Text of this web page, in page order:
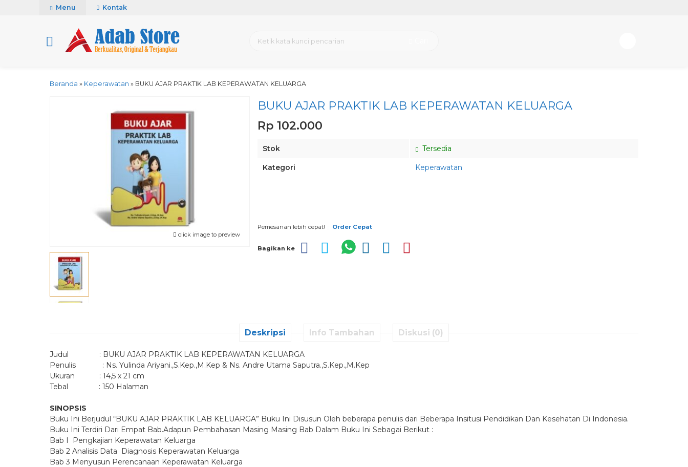
Menu Kontak
Beranda » Keperawatan » BUKU AJAR PRAKTIK LAB KEPERAWATAN KELUARGA
click image to preview
BUKU AJAR PRAKTIK LAB KEPERAWATAN KELUARGA
Rp 102.000
Stok Tersedia
Kategori Keperawatan
Pemesanan lebih cepat! Order Cepat
Bagikan ke
Deskripsi Info Tambahan Diskusi (0)
Judul : BUKU AJAR PRAKTIK LAB KEPERAWATAN KELUARGA
Penulis : Ns. Yulinda Ariyani.,S.Kep.,M.Kep & Ns. Andre Utama Saputra.,S.Kep.,M.Kep
Ukuran : 14,5 x 21 cm
Tebal : 150 Halaman
SINOPSIS
Buku Ini Berjudul “BUKU AJAR PRAKTIK LAB KELUARGA” Buku Ini Disusun Oleh beberapa penulis dari Beberapa Insitusi Pendidikan Dan Kesehatan Di Indonesia.
Buku Ini Terdiri Dari Empat Bab.Adapun Pembahasan Masing Masing Bab Dalam Buku Ini Sebagai Berikut :
Bab I Pengkajian Keperawatan Keluarga
Bab 2 Analisis Data Diagnosis Keperawatan Keluarga
Bab 3 Menyusun Perencanaan Keperawatan Keluarga